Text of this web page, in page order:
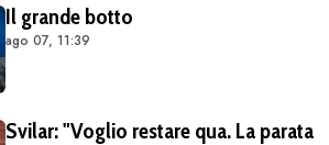
Il grande botto
ago 07, 11:39
Svilar: "Voglio restare qua. La parata